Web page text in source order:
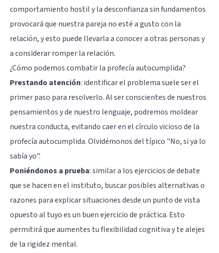
comportamiento hostil y la desconfianza sin fundamentos
provocará que nuestra pareja no esté a gusto con la
relación, y esto puede llevarla a conocer a otras personas y
a considerar romper la relación.
¿Cómo podemos combatir la profecía autocumplida?
Prestando atención: identificar el problema suele ser el
primer paso para resolverlo. Al ser conscientes de nuestros
pensamientos y de nuestro lenguaje, podremos moldear
nuestra conducta, evitando caer en el círculo vicioso de la
profecía autocumplida. Olvidémonos del típico "No, si ya lo
sabía yo".
Poniéndonos a prueba: similar a los ejercicios de debate
que se hacen en el instituto, buscar posibles alternativas o
razones para explicar situaciones desde un punto de vista
opuesto al tuyo es un buen ejercicio de práctica. Esto
permitirá que aumentes tu flexibilidad cognitiva y te alejes
de la rigidez mental.